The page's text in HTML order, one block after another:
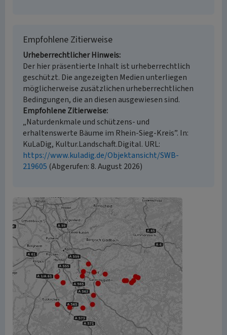
Empfohlene Zitierweise
Urheberrechtlicher Hinweis
Der hier präsentierte Inhalt ist urheberrechtlich
geschützt. Die angezeigten Medien unterliegen
möglicherweise zusätzlichen urheberrechtlichen
Bedingungen, die an diesen ausgewiesen sind.
Empfohlene Zitierweise
„Naturdenkmale und schützens- und
erhaltenswerte Bäume im Rhein-Sieg-Kreis”. In:
KuLaDig, Kultur.Landschaft.Digital. URL:
https://www.kuladig.de/Objektansicht/SWB-
219605 (Abgerufen: 8. August 2026)